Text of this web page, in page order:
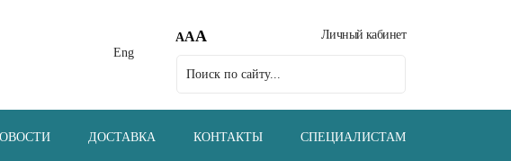
Eng
AAA Личный кабинет
ДОСТАВКА КОНТАКТЫ СПЕЦИАЛИСТАМ